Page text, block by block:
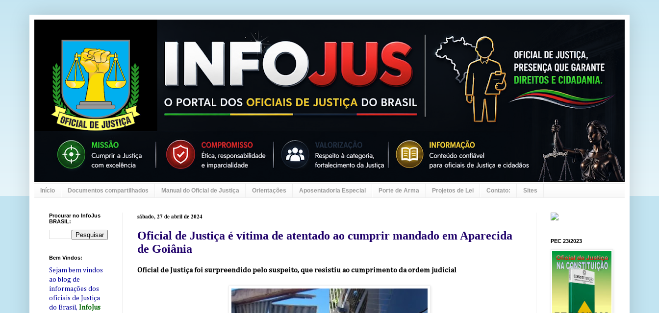
Início Documentos compartilhados Manual do Oficial de Justiça Orientações Aposentadoria Especial Porte de Arma Projetos de Lei Contato: Sites
sábado, 27 de abril de 2024
Oficial de Justiça é vítima de atentado ao cumprir mandado em Aparecida
de Goiânia
Oficial de Justiça foi surpreendido pelo suspeito, que resistiu ao cumprimento da ordem judicial
Procurar no InfoJus
BRASIL:
Bem Vindos:
Sejam bem vindos
ao blog de
informações dos
oficiais de Justiça
do Brasil, InfoJus
PEC 23/2023